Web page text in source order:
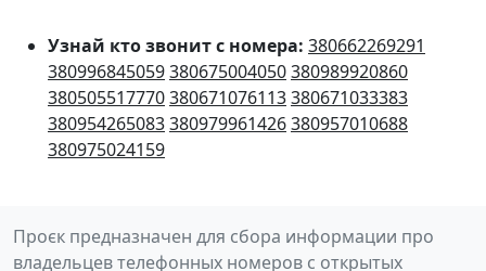
Узнай кто звонит с номера: 380662269291
380996845059380675004050380989920860
380505517770380671076113380671033383
380954265083380979961426380957010688
380975024159
Проєк предназначен для сбора информации про
владельцев телефонных номеров с открытых